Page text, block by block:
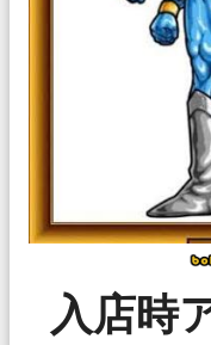
入店時